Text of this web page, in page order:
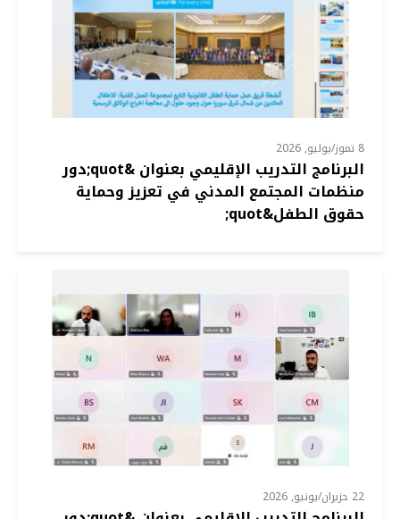
8 تموز/يوليو, 2026
البرنامج التدريب الإقليمي بعنوان &quot;دور
منظمات المجتمع المدني في تعزيز وحماية
حقوق الطفل&quot;
22 حزيران/يونيو, 2026